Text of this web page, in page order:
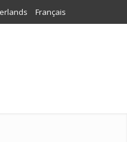
Français